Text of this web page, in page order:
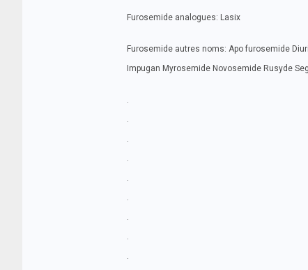
Furosemide analogues: Lasix
Furosemide autres noms: Apo furosemide
Impugan Myrosemide Novosemide Rusyde
.
.
.
.
.
.
.
.
.